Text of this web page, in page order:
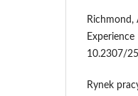
Richmond,
10.2307/
Rynek